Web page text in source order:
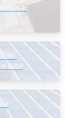
ANP